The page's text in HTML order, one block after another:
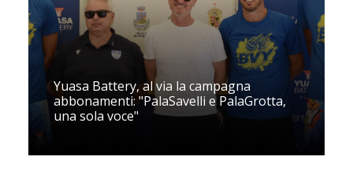
Yuasa Battery, al via la campagna
abbonamenti: "PalaSavelli e PalaGrotta,
una sola voce"